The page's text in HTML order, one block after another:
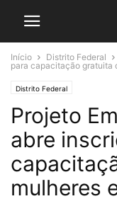
Início Distrito Federal
para capacitação gratuita
Distrito Federal
Projeto
abre
mulheres